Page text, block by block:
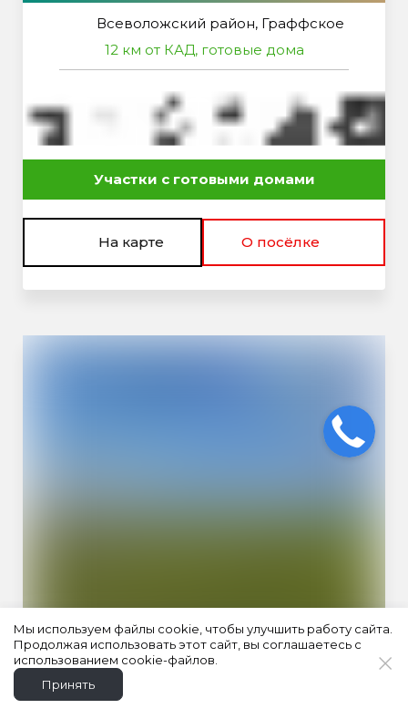
Всеволожский район, Граффское
12 км от КАД, готовые дома
Участки с готовыми домами
На карте О посёлке
АЛЕКСАНДРОВСКИЙ КАСКАД
Мы используем файлы cookie, чтобы улучшить работу сайта.
Продолжая использовать этот сайт, вы соглашаетесь с
использованием cookie-файлов.
Принять